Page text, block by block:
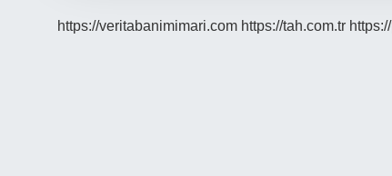
https://veritabanimimari.com https://tah.com.tr